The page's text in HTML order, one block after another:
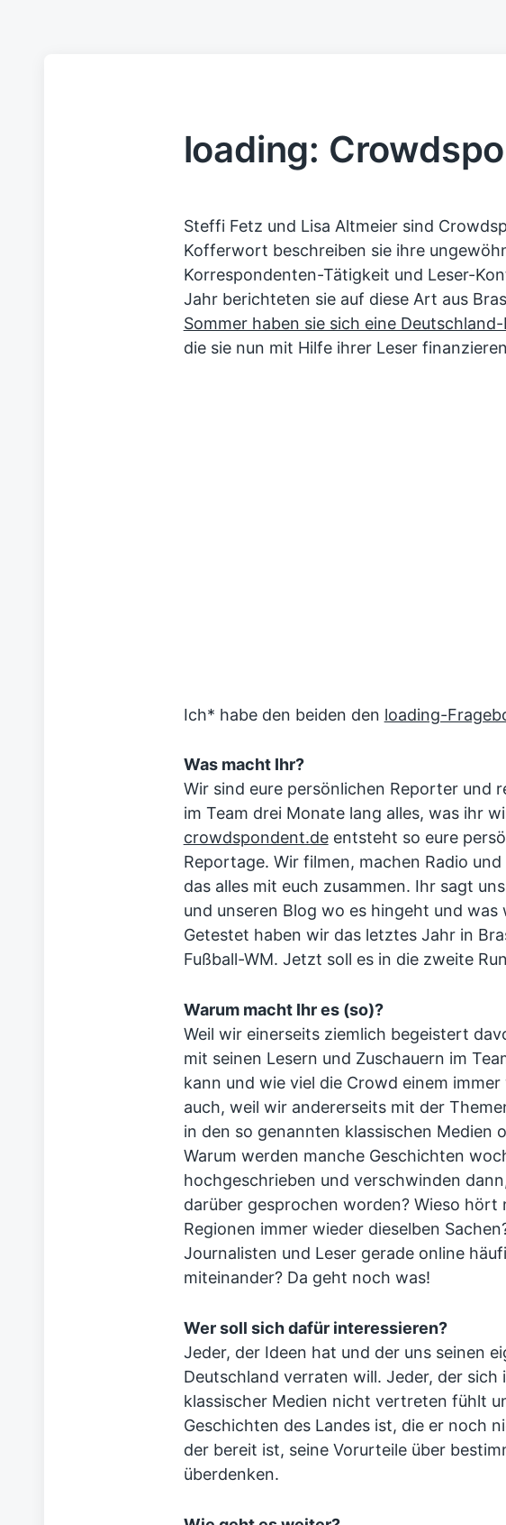
loading:
Steffi Fetz und Lisa Altmeier sind
Kofferwort beschreiben sie ihre
Korrespondenten-Tätigkeit und Leser-
Jahr berichteten sie auf diese Art aus
Sommer haben sie sich eine
die sie nun mit Hilfe ihrer Leser
Ich* habe den beiden den loading-
Was macht Ihr?
Wir sind eure persönlichen Reporter und
im Team drei Monate lang alles, was ihr
crowdspondent.deentsteht so eure
Reportage. Wir filmen, machen Radio
das alles mit euch zusammen. Ihr sagt
und unseren Blog wo es hingeht und was
Getestet haben wir das letztes Jahr in
Fußball-WM. Jetzt soll es in die zweite
Warum macht Ihr es (so)?
Weil wir einerseits ziemlich begeistert
mit seinen Lesern und Zuschauern im
kann und wie viel die Crowd einem
auch, weil wir andererseits mit der
in den so genannten klassischen Medien
Warum werden manche Geschichten
hochgeschrieben und verschwinden
darüber gesprochen worden? Wieso hört
Regionen immer wieder dieselben
Journalisten und Leser gerade online
miteinander? Da geht noch was!
Wer soll sich dafür interessieren?
Jeder, der Ideen hat und der uns seinen
Deutschland verraten will. Jeder, der sich
klassischer Medien nicht vertreten fühlt
Geschichten des Landes ist, die er noch
der bereit ist, seine Vorurteile über
überdenken.